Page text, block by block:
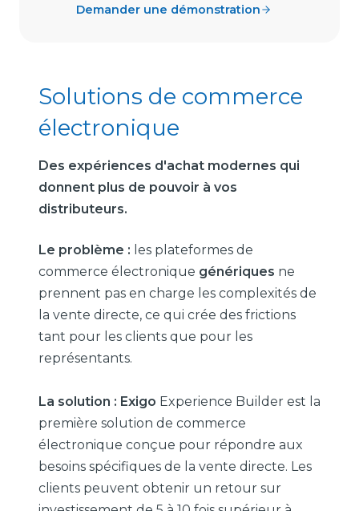
Demander une démonstration
Solutions de commerce
électronique
Des expériences d'achat modernes qui
donnent plus de pouvoir à vos
distributeurs.
Le problème : les plateformes de
commerce électronique génériques ne
prennent pas en charge les complexités de
la vente directe, ce qui crée des frictions
tant pour les clients que pour les
représentants.
La solution : Exigo Experience Builder est la
première solution de commerce
électronique conçue pour répondre aux
besoins spécifiques de la vente directe. Les
clients peuvent obtenir un retour sur